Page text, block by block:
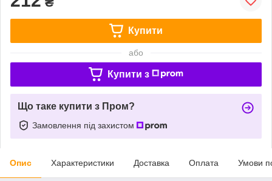
Купити
або
Купити з
Що таке купити з Пром?
Замовлення під захистом
Опис Характеристики Доставка Оплата Умови